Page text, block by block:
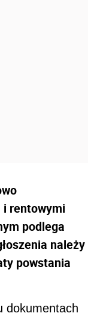
rentowymi
podlega
należy
powstania
dokumentach